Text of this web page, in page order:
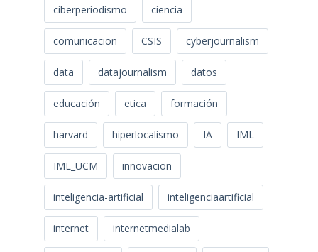
ciberperiodismo ciencia
comunicacion CSIS cyberjournalism
data datajournalism datos
educación etica formación
harvard hiperlocalismo IA IML
IML_UCM innovacion
inteligencia-artificial inteligenciaartificial
internet internetmedialab